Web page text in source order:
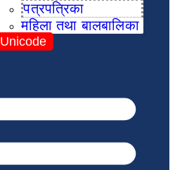
पत्रपत्रिका
महिला तथा बालबालिका
Unicode